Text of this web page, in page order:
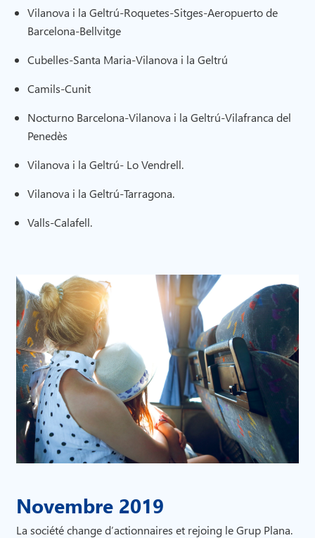
Vilanova i la Geltrú-Roquetes-Sitges-Aeropuerto de
Barcelona-Bellvitge
Cubelles-Santa Maria-Vilanova i la Geltrú
Camils-Cunit
Nocturno Barcelona-Vilanova i la Geltrú-Vilafranca del
Penedès
Vilanova i la Geltrú- Lo Vendrell.
Vilanova i la Geltrú-Tarragona.
Valls-Calafell.
Novembre 2019
La société change d’actionnaires et rejoing le Grup Plana.